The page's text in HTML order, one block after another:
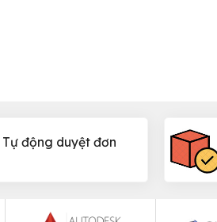
Tự động duyệt đơn